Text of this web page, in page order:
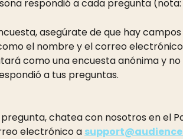
respondió a cada pregunta
asegúrate de que hay campos
el nombre y el correo
como una encuesta anónima y
a tus preguntas.
chatea con nosotros en el
electrónico a